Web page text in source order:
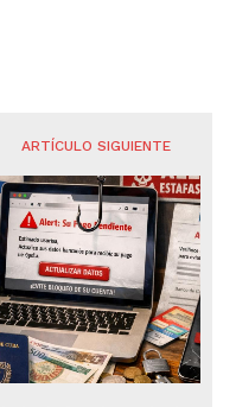
ARTÍCULO SIGUIENTE